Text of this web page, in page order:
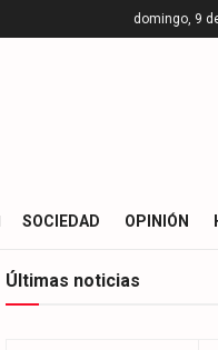
domingo, 9
SOCIEDAD OPINIÓN
Últimas noticias